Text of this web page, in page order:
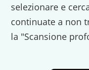
selezionare e
continuate a non
la "Scansione